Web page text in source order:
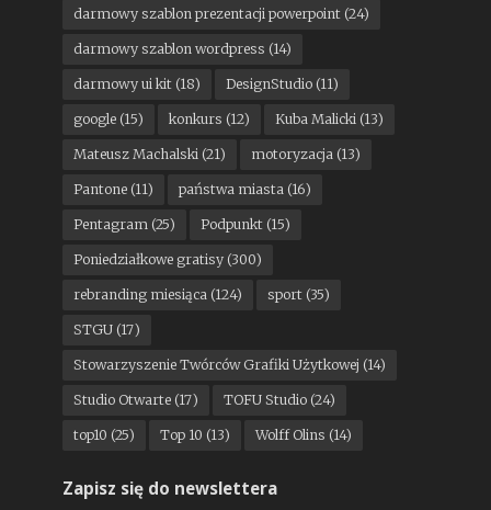
darmowy szablon prezentacji powerpoint(24)
darmowy szablon wordpress (14)
darmowy ui kit(18) DesignStudio(11)
google(15) konkurs (12) Kuba Malicki (13)
Mateusz Machalski (21) motoryzacja (13)
Pantone(11) państwa miasta (16)
Pentagram (25) Podpunkt(15)
Poniedziałkowe gratisy(300)
rebranding miesiąca (124) sport(35)
STGU(17)
Stowarzyszenie Twórców Grafiki Użytkowej (14)
Studio Otwarte(17) TOFU Studio(24)
top10 (25) Top 10 (13) Wolff Olins (14)
Zapisz się do newslettera